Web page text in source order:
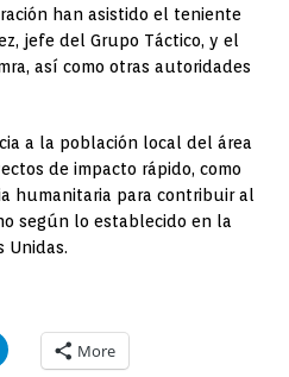
han asistido el teniente
jefe del Grupo Táctico, y el
así como otras autoridades
a la población local del área
de impacto rápido, como
humanitaria para contribuir al
según lo establecido en la
Unidas.
More